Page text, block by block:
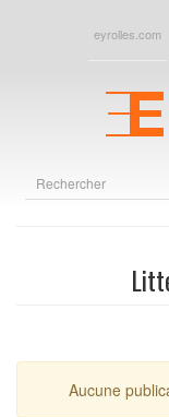
eyrolles.com
Aucune